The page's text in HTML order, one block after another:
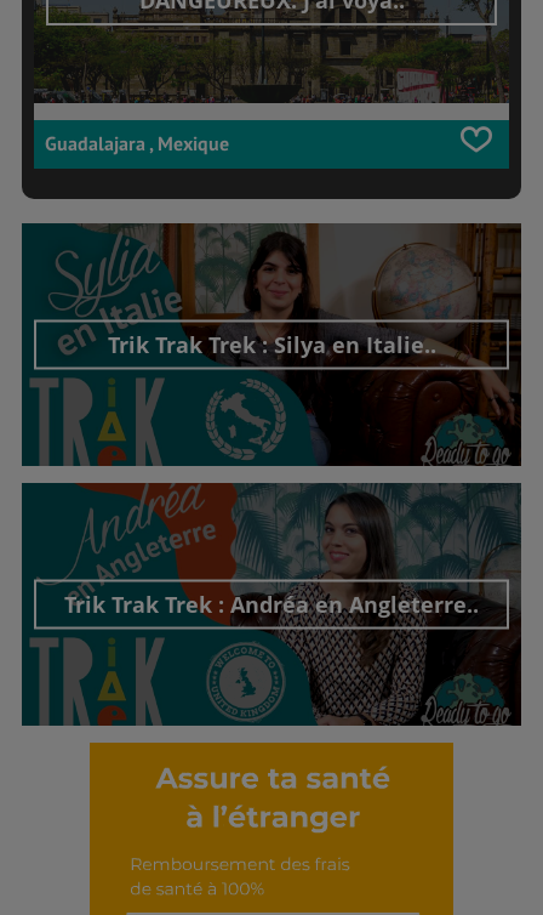
Guadalajara , Mexique
Trik Trak Trek : Silya en Italie..
Découvrir cet interview
Trik Trak Trek : Andréa en Angleterre..
Découvrir cet interview